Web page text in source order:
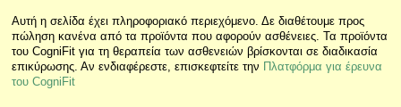
Αυτή η σελίδα έχει πληροφοριακό περιεχόμενο. Δε διαθέτουμε προς
πώληση κανένα από τα προϊόντα που αφορούν ασθένειες. Τα προϊόντα
του CogniFit για τη θεραπεία των ασθενειών βρίσκονται σε διαδικασία
επικύρωσης. Αν ενδιαφέρεστε, επισκεφτείτε την Πλατφόρμα για έρευνα
του CogniFit